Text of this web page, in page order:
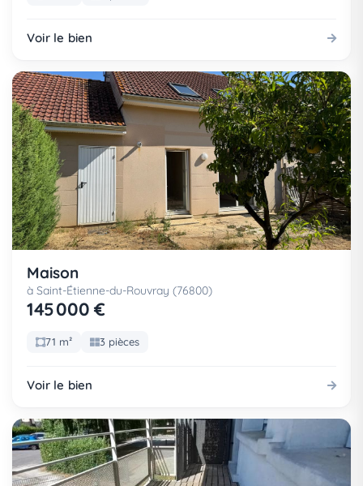
Voir le bien
Maison
à Saint-Étienne-du-Rouvray (76800)
145 000 €
71 m² 3 pièces
Voir le bien